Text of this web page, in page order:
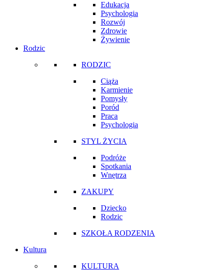
Edukacja
Psychologia
Rozwój
Zdrowie
Żywienie
Rodzic
RODZIC
Ciąża
Karmienie
Pomysły
Poród
Praca
Psychologia
STYL ŻYCIA
Podróże
Spotkania
Wnętrza
ZAKUPY
Dziecko
Rodzic
SZKOŁA RODZENIA
Kultura
KULTURA